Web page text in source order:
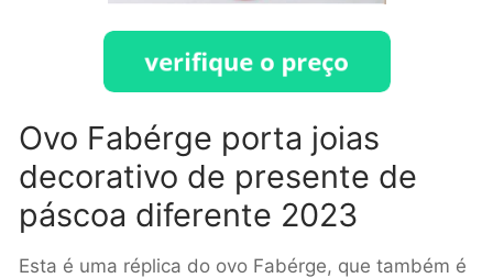
Ovo Fabérge porta joias
decorativo de presente de
páscoa diferente 2023
Esta é uma réplica do ovo Fabérge, que também é